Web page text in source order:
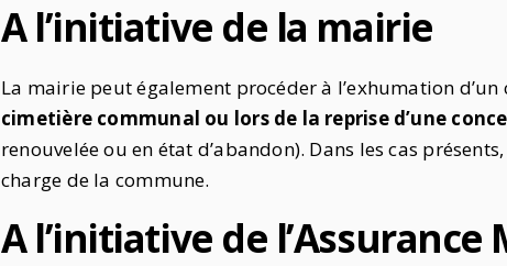
A l’initiative de la mairie
La mairie peut également procéder à l’exhumation d’un
cimetière communal ou lors de la reprise d’une
renouvelée ou en état d’abandon). Dans les cas
charge de la commune.
A l’initiative de l’Assurance